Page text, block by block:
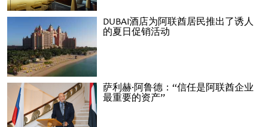
DUBAI酒店为阿联酋居民推出了诱人
的夏日促销活动
萨利赫·阿鲁德：“信任是阿联酋企业
最重要的资产”